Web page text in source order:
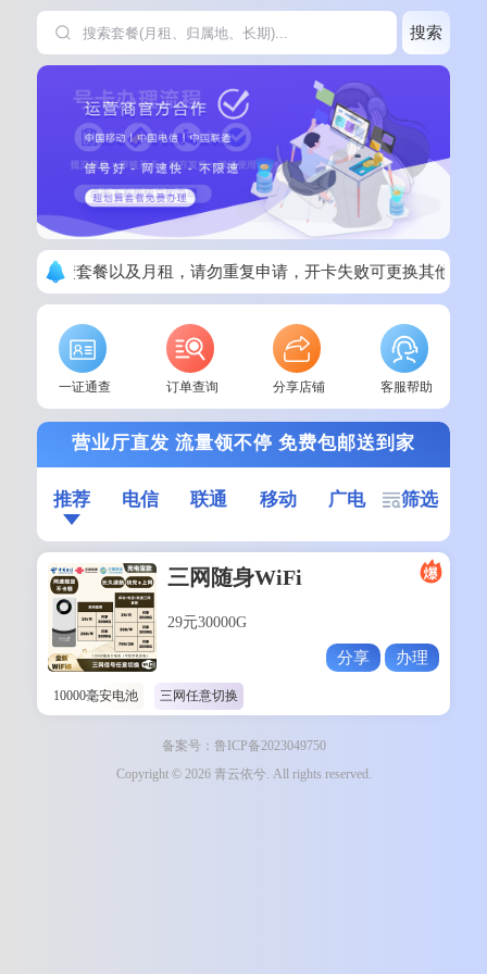
搜索
请看清楚套餐以及月租，请勿重复申请，开卡失败可更换其他套餐
一证通查 订单查询 分享店铺 客服帮助
营业厅直发 流量领不停 免费包邮送到家
推荐 电信 联通 移动 广电 筛选
三网随身WiFi
29元30000G
分享 办理
10000毫安电池 三网任意切换
备案号：鲁ICP备2023049750
Copyright © 2026 青云依兮. All rights reserved.